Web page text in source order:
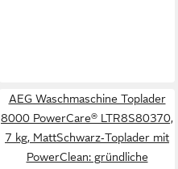
AEG Waschmaschine Toplader
8000 PowerCare® LTR8S80370,
7 kg, MattSchwarz‑Toplader mit
PowerClean: gründliche